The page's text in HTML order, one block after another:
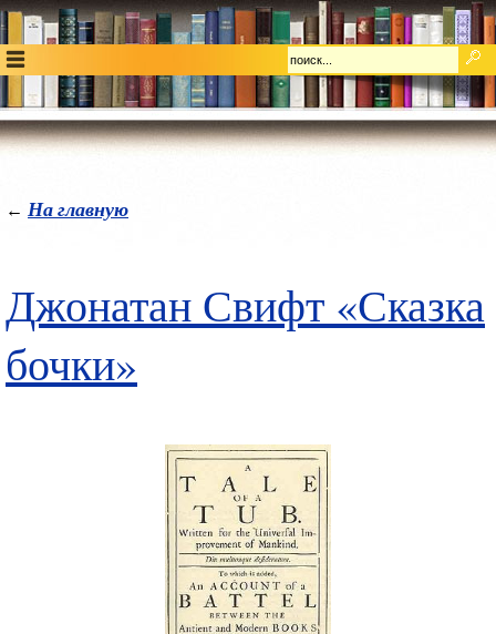
← На главную
Джонатан Свифт «Сказка
бочки»